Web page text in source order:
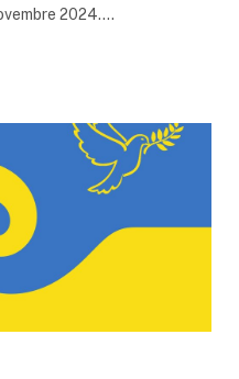
2024.…